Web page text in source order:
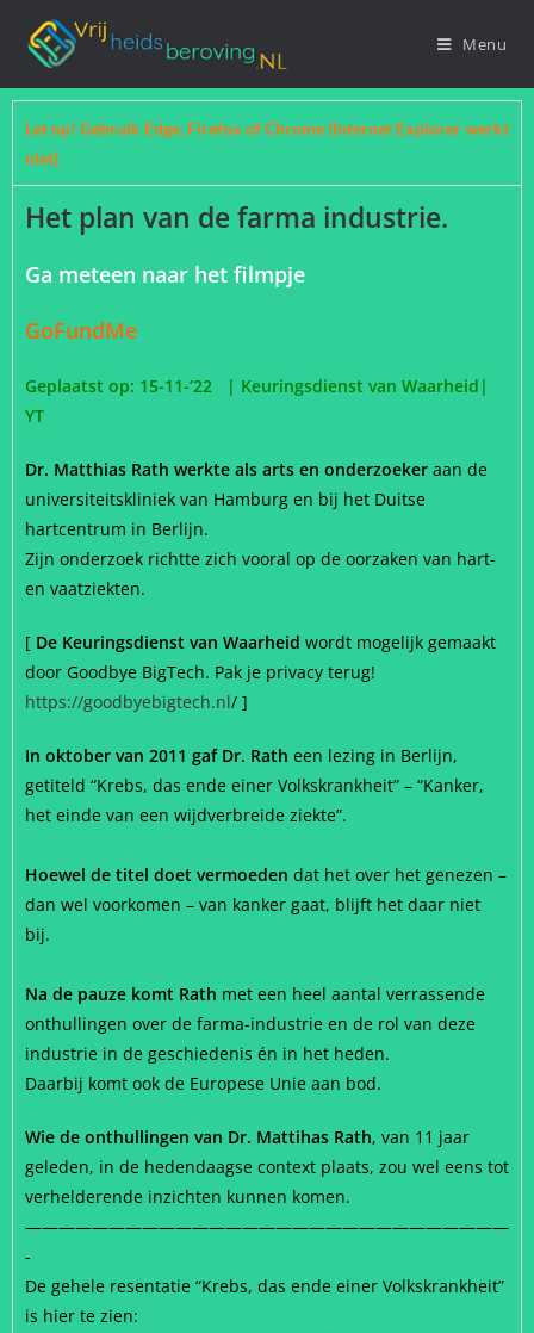
Menu
Let op! Gebruik Edge, Firefox of Chrome (Internet Explorer werkt
niet)
Het plan van de farma industrie.
Ga meteen naar het filmpje
GoFundMe
Geplaatst op: 15-11-’22 | Keuringsdienst van Waarheid|
YT
Dr. Matthias Rath werkte als arts en onderzoeker aan de
universiteitskliniek van Hamburg en bij het Duitse
hartcentrum in Berlijn.
Zijn onderzoek richtte zich vooral op de oorzaken van hart-
en vaatziekten.
[ De Keuringsdienst van Waarheid wordt mogelijk gemaakt
door Goodbye BigTech. Pak je privacy terug!
https://goodbyebigtech.nl/ ]
In oktober van 2011 gaf Dr. Rath een lezing in Berlijn,
getiteld “Krebs, das ende einer Volkskrankheit” – “Kanker,
het einde van een wijdverbreide ziekte”.
Hoewel de titel doet vermoeden dat het over het genezen –
dan wel voorkomen – van kanker gaat, blijft het daar niet
bij.
Na de pauze komt Rath met een heel aantal verrassende
onthullingen over de farma-industrie en de rol van deze
industrie in de geschiedenis én in het heden.
Daarbij komt ook de Europese Unie aan bod.
Wie de onthullingen van Dr. Mattihas Rath, van 11 jaar
geleden, in de hedendaagse context plaats, zou wel eens tot
verhelderende inzichten kunnen komen.
—————————————————————————————
-
De gehele resentatie “Krebs, das ende einer Volkskrankheit”
is hier te zien: